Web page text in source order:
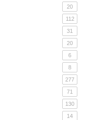
20
112
31
20
6
8
277
71
130
14